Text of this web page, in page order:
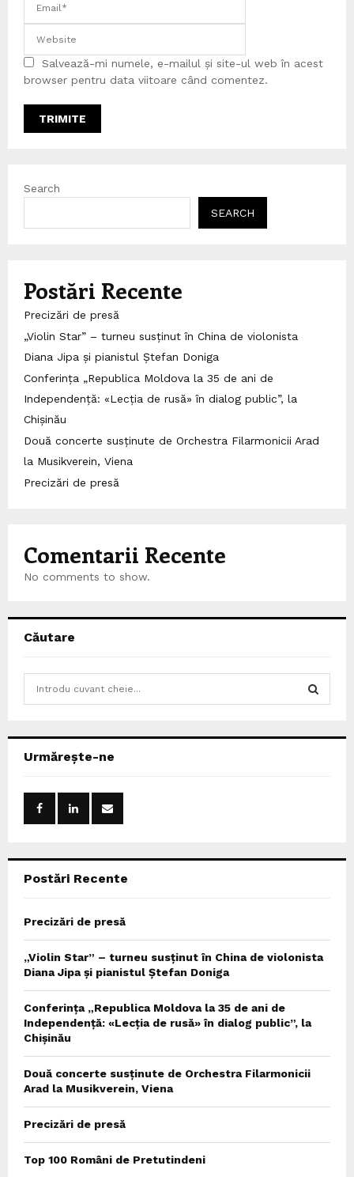
Salvează-mi numele, e-mailul și site-ul web în acest
browser pentru data viitoare când comentez.
Search
SEARCH
Postări Recente
Precizări de presă
„Violin Star” – turneu susținut în China de violonista
Diana Jipa și pianistul Ștefan Doniga
Conferința „Republica Moldova la 35 de ani de
Independență: «Lecția de rusă» în dialog public”, la
Chișinău
Două concerte susținute de Orchestra Filarmonicii Arad
la Musikverein, Viena
Precizări de presă
Comentarii Recente
No comments to show.
Căutare
h
Urmărește-ne
Postări Recente
Precizări de presă
„Violin Star” – turneu susținut în China de violonista
Diana Jipa și pianistul Ștefan Doniga
Conferința „Republica Moldova la 35 de ani de
Independență: «Lecția de rusă» în dialog public”, la
Chișinău
Două concerte susținute de Orchestra Filarmonicii
Arad la Musikverein, Viena
Precizări de presă
Top 100 Români de Pretutindeni